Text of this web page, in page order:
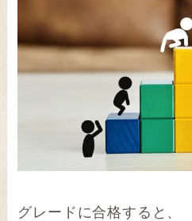
グレードに合格すると、